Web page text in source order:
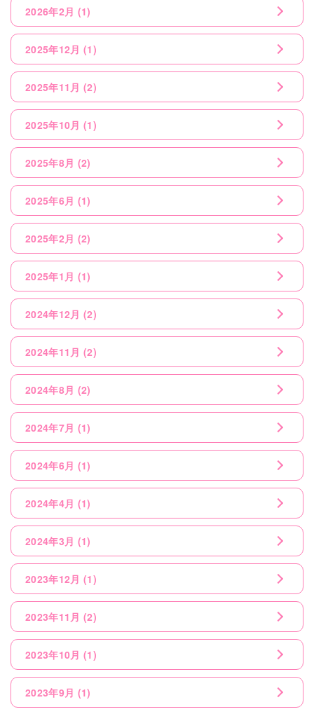
2026年2月 (1)
2025年12月 (1)
2025年11月 (2)
2025年10月 (1)
2025年8月 (2)
2025年6月 (1)
2025年2月 (2)
2025年1月 (1)
2024年12月 (2)
2024年11月 (2)
2024年8月 (2)
2024年7月 (1)
2024年6月 (1)
2024年4月 (1)
2024年3月 (1)
2023年12月 (1)
2023年11月 (2)
2023年10月 (1)
2023年9月 (1)